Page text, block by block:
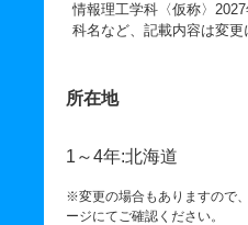
情報理工学科〈仮称〉
科名など、記載内容は変更
所在地
1～4年:北海道
※変更の場合もありますので
ージにてご確認ください。